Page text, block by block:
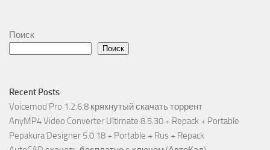
Поиск
Поиск
Recent Posts
Voicemod Pro 1.2.6.8 крякнутый скачать торрент
AnyMP4 Video Converter Ultimate 8.5.30 + Repack + Portable
Pepakura Designer 5.0.18 + Portable + Rus + Repack